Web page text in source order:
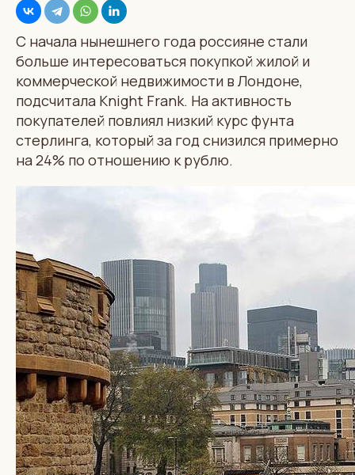
С начала нынешнего года россияне стали
больше интересоваться покупкой жилой и
коммерческой недвижимости в Лондоне,
подсчитала Knight Frank. На активность
покупателей повлиял низкий курс фунта
стерлинга, который за год снизился примерно
на 24% по отношению к рублю.